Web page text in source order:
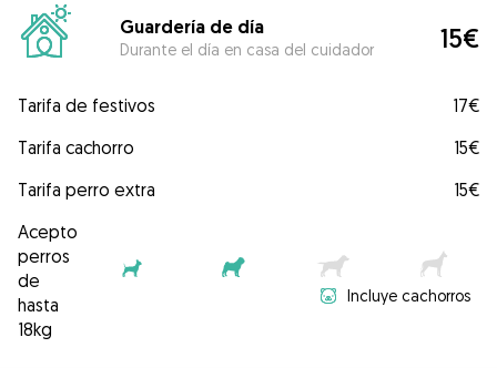
Guardería de día
Durante el día en casa del cuidador 15€
Tarifa de festivos
17€
Tarifa cachorro
15€
Tarifa perro extra
15€
Acepto
perros
de
hasta
18kg
Incluye cachorros